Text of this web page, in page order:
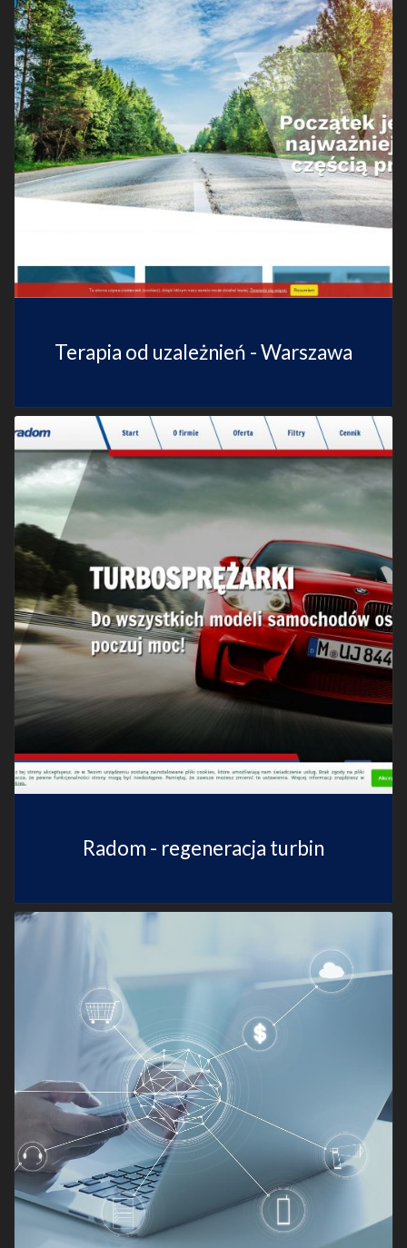
Terapia od uzależnień - Warszawa
Radom - regeneracja turbin